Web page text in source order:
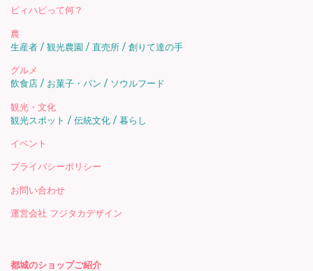
ビィハピって何？
農
生産者
観光農園 直売所 創りて達の手
グルメ
飲食店
お菓子・パン ソウルフード
観光・文化
観光スポット
伝統文化 暮らし
イベント
プライバシーポリシー
お問い合わせ
運営会社 フジタカデザイン
都城のショップご紹介